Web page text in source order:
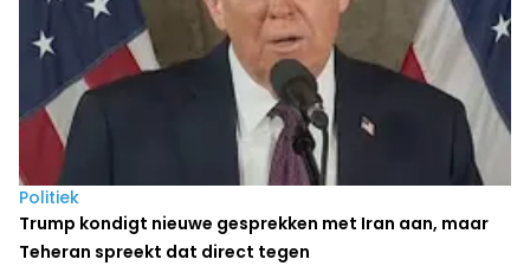
Politiek
Trump kondigt nieuwe gesprekken met Iran aan, maar
Teheran spreekt dat direct tegen